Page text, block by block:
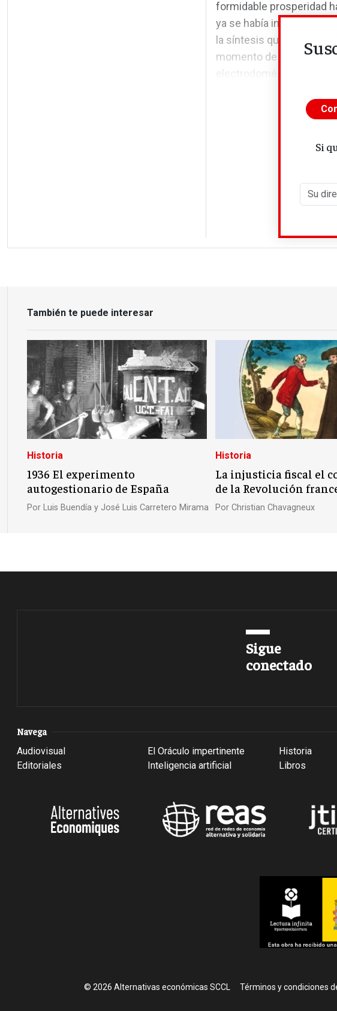
formidable prosperidad
ya se había iniciado
la síntesis química, las
momento de la
electrodomésticos y del
Si
También te puede interesar
Historia
1936 El experimento
autogestionario de España
Por Luis Buendía y José Luis Carretero Mirama
Historia
La injusticia fiscal el
de la Revolución
Por Christian Chavagneux
Sigue
conectado
Navega
Audiovisual
Editoriales
El Oráculo impertinente
Inteligencia artificial
Historia
Libros
© 2026 Alternativas económicas SCCL Footer
Términos y condiciones